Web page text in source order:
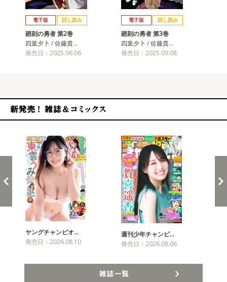
電子版 試し読み
廻刻の勇者 第2巻
四葉夕卜 / 佐藤貴…
発売日：2025.06.06
電子版 試し読み
廻刻の勇者 第3巻
四葉夕卜 / 佐藤貴…
発売日：2025.09.08
ヤングチャンピオ…
発売日：2026.08.10
週刊少年チャンピ…
発売日：2026.08.06